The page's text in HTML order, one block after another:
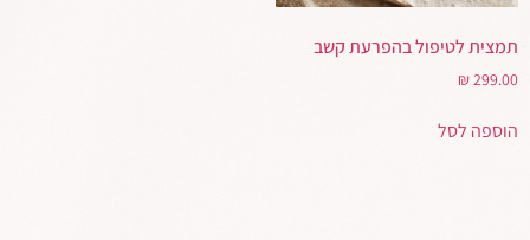
תמצית לטיפול בהפרעת קשב
₪299.00
הוספה לסל